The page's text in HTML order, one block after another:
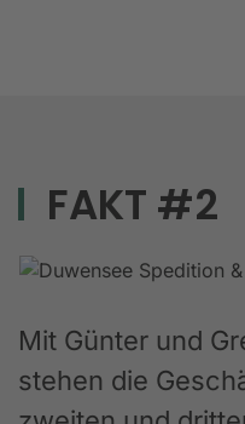
FAKT #2
Mit Günter und
stehen die